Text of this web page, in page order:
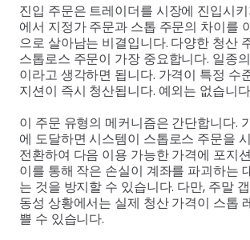
진입 주문은 트레이더를 시장에 진입시
에서 지정가 주문과 스톱 주문의 차이를
으로 살아남는 비결입니다. 다양한 청산
스톱로스 주문이 가장 중요합니다. 일종
이라고 생각하면 됩니다. 가격이 특정 수
지션이 즉시 청산됩니다. 예외는 없습니
이 주문 유형의 메커니즘은 간단합니다.
에 도달하면 시스템이 스톱로스 주문을
전환하여 다음 이용 가능한 가격에 포지
이를 통해 작은 손실이 계좌를 파괴하는
는 것을 방지할 수 있습니다. 다만, 주말
동성 상황에서는 실제 청산 가격이 스톱
쁠 수 있습니다.